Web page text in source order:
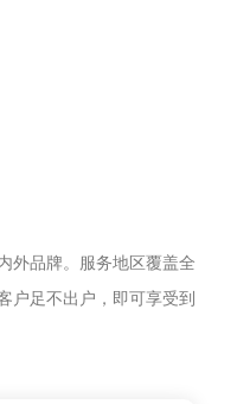
外品牌。服务地区覆盖全
户足不出户，即可享受到